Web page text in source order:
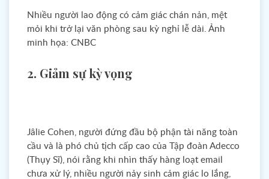
Nhiều người lao động có cảm giác chán nản, mệt
mỏi khi trở lại văn phòng sau kỳ nghỉ lễ dài. Ảnh
minh họa: CNBC
2. Giảm sự kỳ vọng
Jâlie Cohen, người đứng đầu bộ phận tài năng toàn
cầu và là phó chủ tịch cấp cao của Tập đoàn Adecco
(Thụy Sĩ), nói rằng khi nhìn thấy hàng loạt email
chưa xử lý, nhiều người nảy sinh cảm giác lo lắng,